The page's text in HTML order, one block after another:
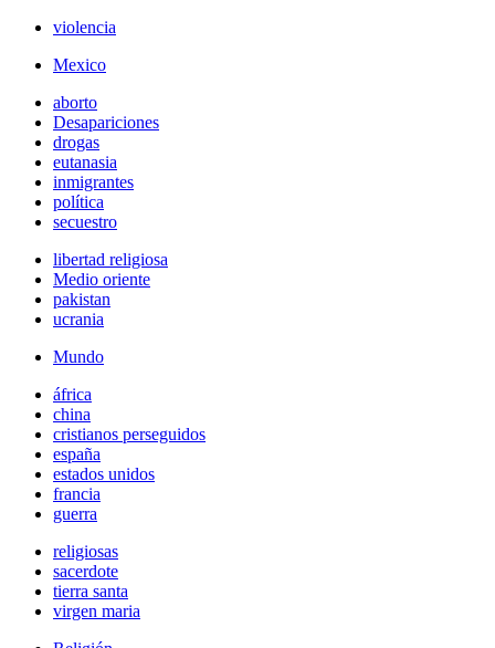
violencia
Mexico
aborto
Desapariciones
drogas
eutanasia
inmigrantes
política
secuestro
libertad religiosa
Medio oriente
pakistan
ucrania
Mundo
áfrica
china
cristianos perseguidos
españa
estados unidos
francia
guerra
religiosas
sacerdote
tierra santa
virgen maria